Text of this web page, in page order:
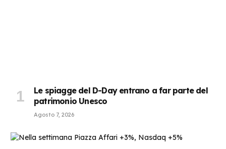
Le spiagge del D-Day entrano a far parte del
patrimonio Unesco
Agosto 7, 2026